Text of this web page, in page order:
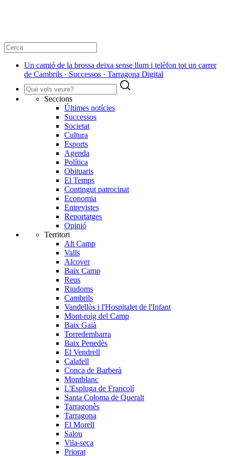
Un camió de la brossa deixa sense llum i telèfon tot un carrer
de Cambrils · Successos · Tarragona Digital
Seccions
Últimes notícies
Successos
Societat
Cultura
Esports
Agenda
Política
Obituaris
El Temps
Contingut patrocinat
Economia
Entrevistes
Reportatges
Opinió
Territori
Alt Camp
Valls
Alcover
Baix Camp
Reus
Riudoms
Cambrils
Vandellòs i l'Hospitalet de l'Infant
Mont-roig del Camp
Baix Gaià
Torredembarra
Baix Penedès
El Vendrell
Calafell
Conca de Barberà
Montblanc
L'Espluga de Francolí
Santa Coloma de Queralt
Tarragonès
Tarragona
El Morell
Salou
Vila-seca
Priorat